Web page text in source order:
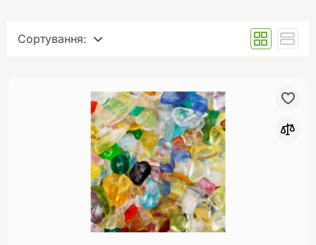
Сортування:
Спочатку дешеві
Спочатку дорогі
За популярністю